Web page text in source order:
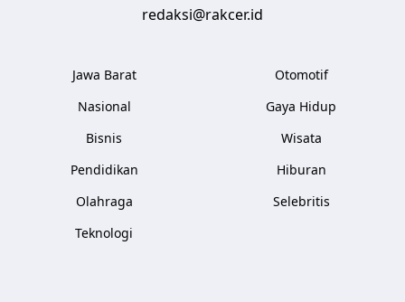
redaksi@rakcer.id
Jawa Barat
Nasional
Bisnis
Pendidikan
Olahraga
Teknologi
Otomotif
Gaya Hidup
Wisata
Hiburan
Selebritis